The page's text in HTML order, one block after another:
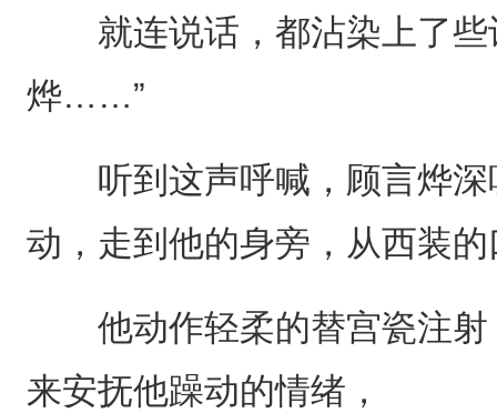
就连说话，都沾染上了些
烨……”
听到这声呼喊，顾言烨深
动，走到他的身旁，从西装
他动作轻柔的替宫瓷注射
来安抚他躁动的情绪，